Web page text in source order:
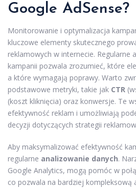
Google AdSense?
Monitorowanie i optymalizacja
kluczowe elementy skutecznego
reklamowych w internecie. Regularne
kampanii pozwala zrozumieć, które
a które wymagają poprawy. Warto
podstawowe metryki, takie jak CTR
(koszt kliknięcia) oraz konwersje. Te
efektywność reklam i umożliwiają
decyzji dotyczących strategii
Aby maksymalizować efektywność
regularne analizowanie danych.
Google Analytics, mogą pomóc w
co pozwala na bardziej kompleksową